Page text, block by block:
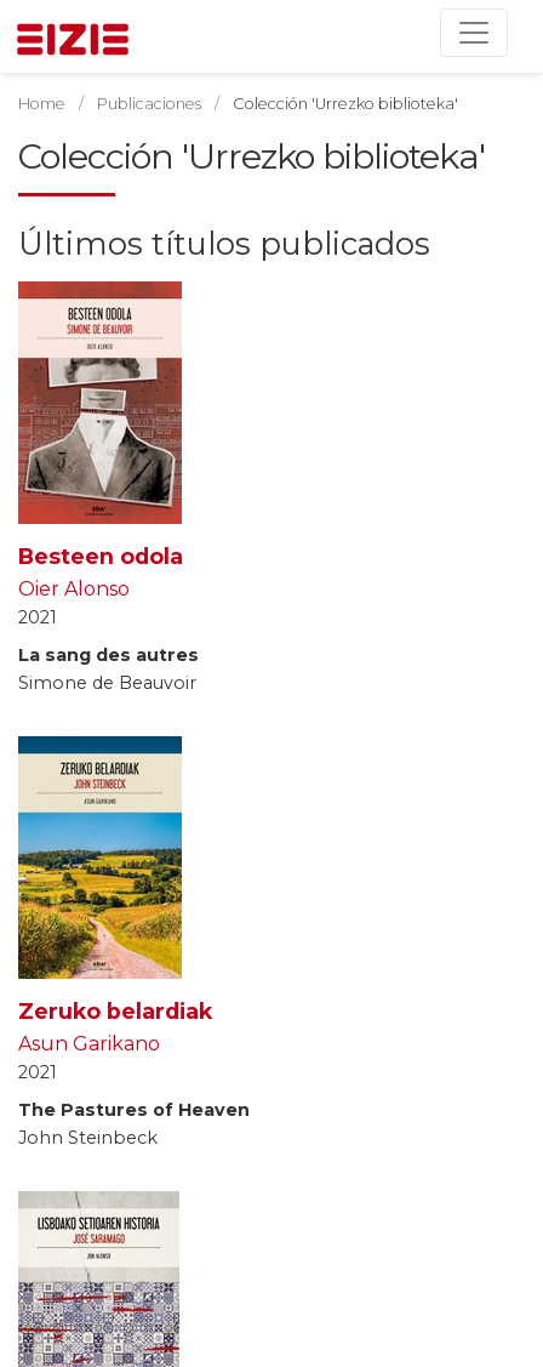
Home Publicaciones Colección 'Urrezko biblioteka'
Colección 'Urrezko biblioteka'
Últimos títulos publicados
Besteen odola
Oier Alonso
2021
La sang des autres
Simone de Beauvoir
Zeruko belardiak
Asun Garikano
2021
The Pastures of Heaven
John Steinbeck